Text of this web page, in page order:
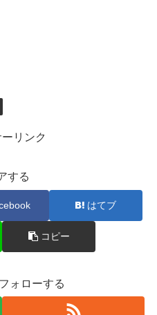
リンク
する
はてブ
コピー
ォローする